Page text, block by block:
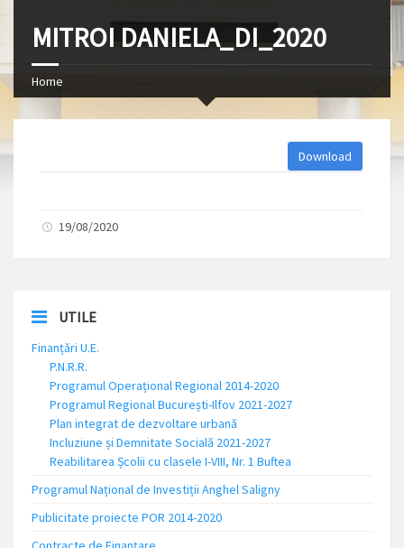
MITROI DANIELA_DI_2020
Home
Download
19/08/2020
UTILE
Finanțări U.E.
P.N.R.R.
Programul Operațional Regional 2014-2020
Programul Regional București-Ilfov 2021-2027
Plan integrat de dezvoltare urbană
Incluziune și Demnitate Socială 2021-2027
Reabilitarea Școlii cu clasele I-VIII, Nr. 1 Buftea
Programul Național de Investiții Anghel Saligny
Publicitate proiecte POR 2014-2020